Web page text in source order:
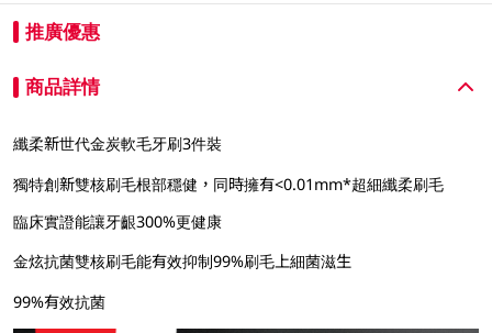
推廣優惠
商品詳情
纖柔新世代金炭軟毛牙刷3件裝
獨特創新雙核刷毛根部穩健，同時擁有<0.01mm*超細纖柔刷毛
臨床實證能讓牙齦300%更健康
金炫抗菌雙核刷毛能有效抑制99%刷毛上細菌滋生
99%有效抗菌